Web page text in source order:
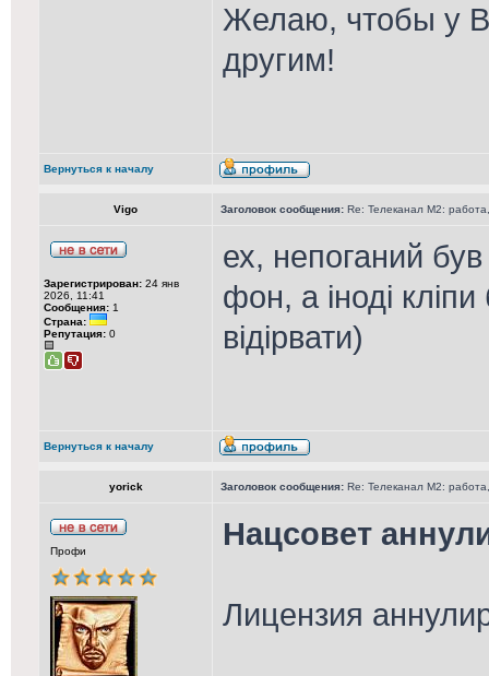
Желаю, чтобы у
другим!
Вернуться к началу
Vigo Заголовок сообщения: Re: Телеканал М2:
Зарегистрирован: 24 янв
2026, 11:41
Сообщения: 1
Страна:
Репутация: 0
ех, непоганий
фон, а іноді
відірвати)
Вернуться к началу
yorick Заголовок сообщения: Re: Телеканал М2:
Профи Нацсовет
Лицензия